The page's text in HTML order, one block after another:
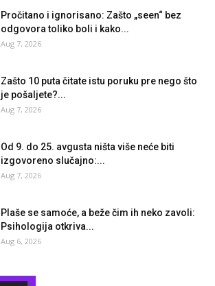
Pročitano i ignorisano: Zašto „seen“ bez
odgovora toliko boli i kako...
Aug 7, 2026
Zašto 10 puta čitate istu poruku pre nego što
je pošaljete?...
Aug 7, 2026
Od 9. do 25. avgusta ništa više neće biti
izgovoreno slučajno:...
Aug 7, 2026
Plaše se samoće, a beže čim ih neko zavoli:
Psihologija otkriva...
Aug 6, 2026